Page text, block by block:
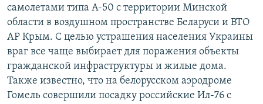
самолетами типа А-50 с территории Минской
области в воздушном пространстве Беларуси и ВТО
АР Крым. С целью устрашения населения Украины
враг все чаще выбирает для поражения объекты
гражданской инфраструктуры и жилые дома.
Также известно, что на белорусском аэродроме
Гомель совершили посадку российские Ил-76 с